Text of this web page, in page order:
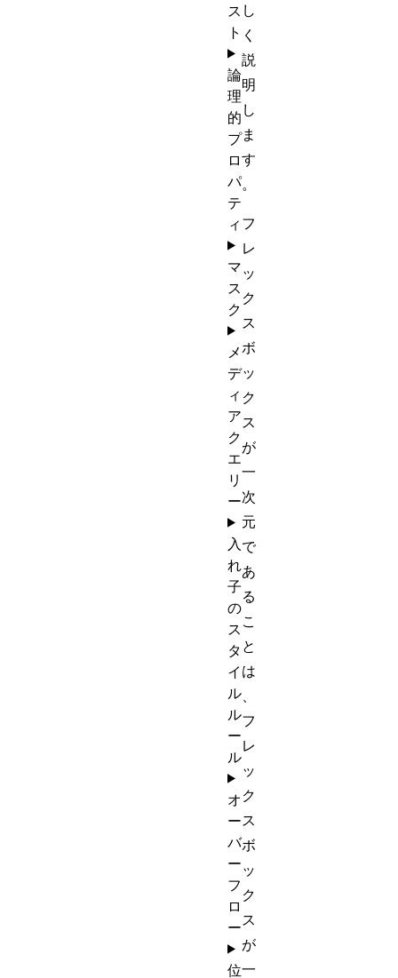
し
く
説
明
し
ま
す
。
フ
レ
ッ
ク
ス
ボ
ッ
ク
ス
が
一
次
元
で
あ
る
こ
と
は
フ
レ
ッ
ク
ス
ボ
ッ
ク
ス
が
一
ス
ト
論
理
的
プ
ロ
パ
テ
ィ
マ
ス
ク
メ
デ
ィ
ア
ク
エ
リ
ー
入
れ
子
の
ス
タ
イ
ル
ル
ー
ル
オ
ー
バ
ー
フ
ロ
ー
位